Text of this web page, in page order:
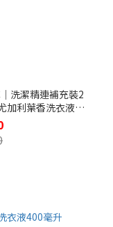
洗潔精連補充裝2
加利葉香洗衣液連
送)